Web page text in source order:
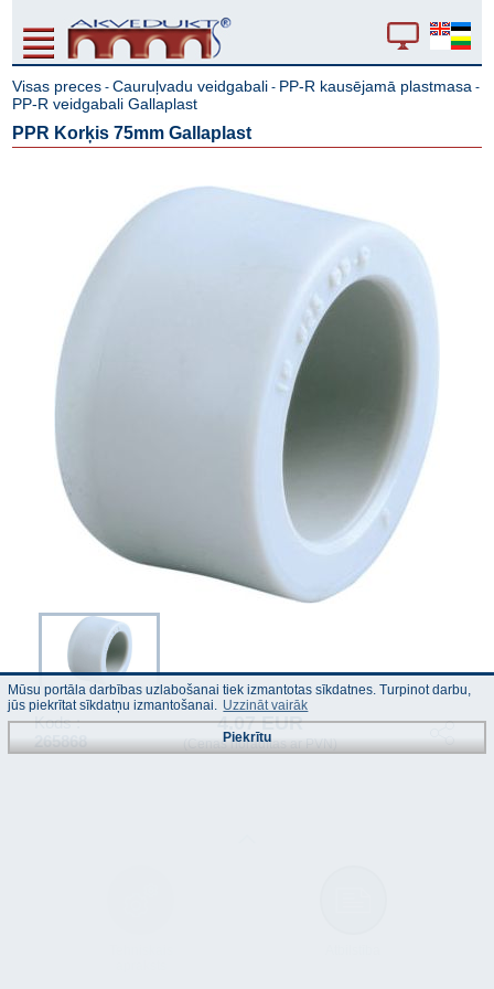
Visas preces -Cauruļvadu veidgabali - PP-R kausējamā plastmasa -
PP-R veidgabali Gallaplast
PPR Korķis 75mm Gallaplast
Kods :
265868
4.07 EUR
(Cenas norādītas ar PVN)
Mūsu portāla darbības uzlabošanai tiek izmantotas sīkdatnes. Turpinot darbu,
jūs piekrītat sīkdatņu izmantošanai. Uzzināt vairāk
Piekrītu